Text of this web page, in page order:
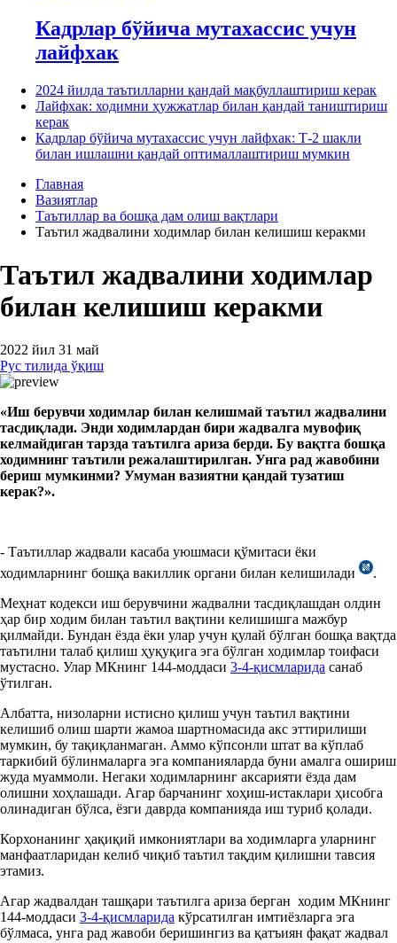
Кадрлар бўйича мутахассис учун
лайфхак
2024 йилда таътилларни қандай мақбуллаштириш керак
Лайфхак: ходимни ҳужжатлар билан қандай таништириш
керак
Кадрлар бўйича мутахассис учун лайфхак: Т-2 шакли
билан ишлашни қандай оптималлаштириш мумкин
Главная
Вазиятлар
Таътиллар ва бошқа дам олиш вақтлари
Таътил жадвалини ходимлар билан келишиш керакми
Таътил жадвалини ходимлар
билан келишиш керакми
2022 йил 31 май
Рус тилида ўқиш
«Иш берувчи ходимлар билан келишмай таътил жадвалини
тасдиқлади. Энди ходимлардан бири жадвалга мувофиқ
келмайдиган тарзда таътилга ариза берди. Бу вақтга бошқа
ходимнинг таътили режалаштирилган. Унга рад жавобини
бериш мумкинми? Умуман вазиятни қандай тузатиш
керак?».
- Таътиллар жадвали касаба уюшмаси қўмитаси ёки
ходимларнинг бошқа вакиллик органи билан келишилади
.
Меҳнат кодекси иш берувчини жадвални тасдиқлашдан олдин
ҳар бир ходим билан таътил вақтини келишишга мажбур
қилмайди. Бундан ёзда ёки улар учун қулай бўлган бошқа вақтда
таътилни талаб қилиш ҳуқуқига эга бўлган ходимлар тоифаси
мустасно. Улар МКнинг 144-моддаси 3-4-қисмларида санаб
ўтилган.
Албатта, низоларни истисно қилиш учун таътил вақтини
келишиб олиш шарти жамоа шартномасида акс эттирилиши
мумкин, бу тақиқланмаган. Аммо кўпсонли штат ва кўплаб
таркибий бўлинмаларга эга компанияларда буни амалга ошириш
жуда муаммоли. Негаки ходимларнинг аксарияти ёзда дам
олишни хоҳлашади. Агар барчанинг хоҳиш-истаклари ҳисобга
олинадиган бўлса, ёзги даврда компанияда иш туриб қолади.
Корхонанинг ҳақиқий имкониятлари ва ходимларга уларнинг
манфаатларидан келиб чиқиб таътил тақдим қилишни тавсия
этамиз.
Агар жадвалдан ташқари таътилга ариза берган ходим МКнинг
144-моддаси 3-4-қисмларида кўрсатилган имтиёзларга эга
бўлмаса, унга рад жавоби беришингиз ва қатъиян фақат жадвал